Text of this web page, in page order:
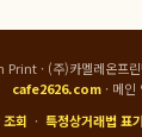
Print · (주)카멜레온프
cafe2626.com · 메인
회 · 특정상거래법 표기